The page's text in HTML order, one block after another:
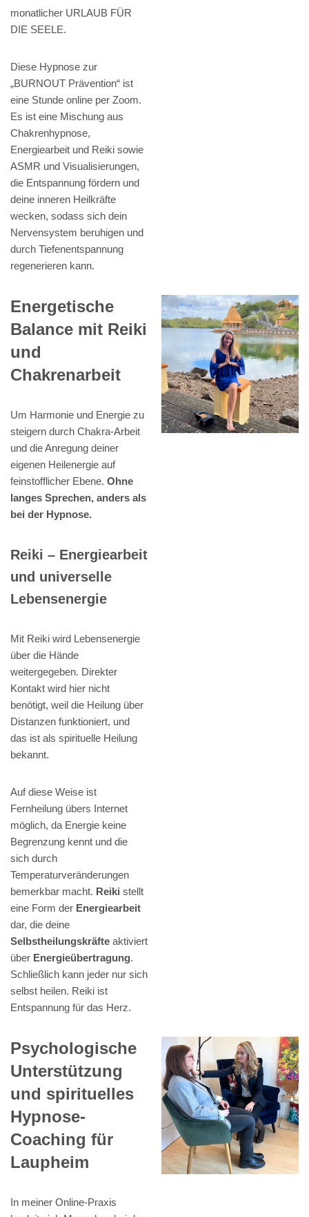
monatlicher URLAUB FÜR
DIE SEELE.
Diese Hypnose zur
„BURNOUT Prävention“ ist
eine Stunde online per Zoom.
Es ist eine Mischung aus
Chakrenhypnose,
Energiearbeit und Reiki sowie
ASMR und Visualisierungen,
die Entspannung fördern und
deine inneren Heilkräfte
wecken, sodass sich dein
Nervensystem beruhigen und
durch Tiefenentspannung
regenerieren kann.
Energetische
Balance mit Reiki
und
Chakrenarbeit
Um Harmonie und Energie zu
steigern durch Chakra-Arbeit
und die Anregung deiner
eigenen Heilenergie auf
feinstofflicher Ebene. Ohne
langes Sprechen, anders als
bei der Hypnose.
Reiki – Energiearbeit
und universelle
Lebensenergie
Mit Reiki wird Lebensenergie
über die Hände
weitergegeben. Direkter
Kontakt wird hier nicht
benötigt, weil die Heilung über
Distanzen funktioniert, und
das ist als spirituelle Heilung
bekannt.
Auf diese Weise ist
Fernheilung übers Internet
möglich, da Energie keine
Begrenzung kennt und die
sich durch
Temperaturveränderungen
bemerkbar macht. Reiki stellt
eine Form der Energiearbeit
dar, die deine
Selbstheilungskräfte aktiviert
über Energieübertragung.
Schließlich kann jeder nur sich
selbst heilen. Reiki ist
Entspannung für das Herz.
Psychologische
Unterstützung
und spirituelles
Hypnose-
Coaching für
Laupheim
In meiner Online-Praxis